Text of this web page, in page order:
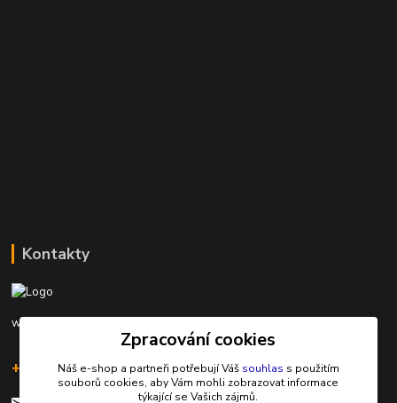
Kontakty
www.rybarinakyjov.cz
+420 603 562 349
Zpracování cookies
Náš e-shop a partneři potřebují Váš souhlas s použitím
souborů cookies, aby Vám mohli zobrazovat informace
týkající se Vašich zájmů.